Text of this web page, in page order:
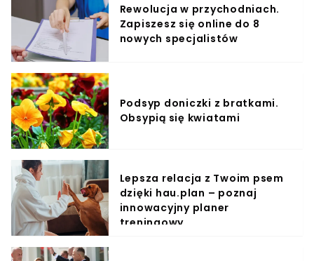
Rewolucja w przychodniach.
Zapiszesz się online do 8
nowych specjalistów
Podsyp doniczki z bratkami.
Obsypią się kwiatami
Lepsza relacja z Twoim psem
dzięki hau.plan – poznaj
innowacyjny planer
treningowy